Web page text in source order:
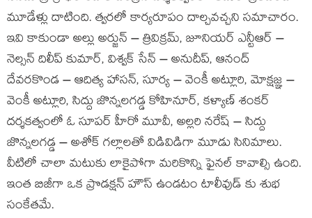
మూడేళ్లు దాటింది. త్వరలో కార్యరూపం దాల్చవచ్చని సమాచారం.
ఇవి కాకుండా అల్లు అర్జున్ – త్రివిక్రమ్, జూనియర్ ఎన్టీఆర్ –
నెల్సన్ దిలీప్ కుమార్, విశ్వక్ సేన్ – అనుదీప్, ఆనంద్
దేవరకొండ – ఆదిత్య హాసన్, సూర్య – వెంకీ అట్లూరి, మోక్షజ్ఞ –
వెంకీ అట్లూరి, సిద్దు జొన్నలగడ్డ కోహినూర్, కళ్యాణ్ శంకర్
దర్శకత్వంలో ఓ సూపర్ హీరో మూవీ, అల్లరి నరేష్ – సిద్దు
జొన్నలగడ్డ – అశోక్ గల్లాలతో విడివిడిగా మూడు సినిమాలు.
వీటిలో చాలా మటుకు లాకైపోగా మరికొన్ని ఫైనల్ కావాల్సి ఉంది.
ఇంత బిజీగా ఒక ప్రొడక్షన్ హౌస్ ఉండటం టాలీవుడ్ కు శుభ
సంకేతమే.